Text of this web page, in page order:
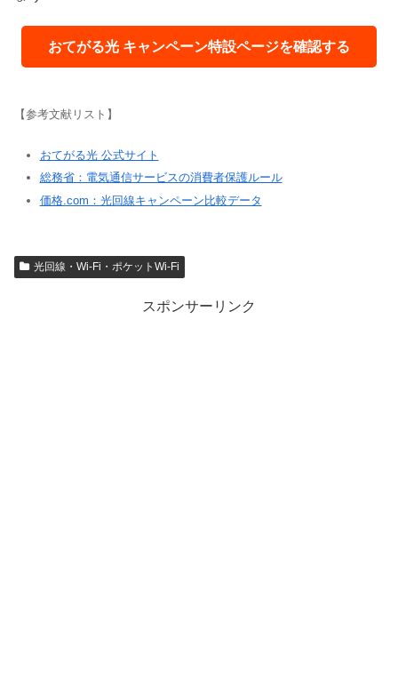
おてがる光 キャンペーン特設ページを確認する
【参考文献リスト】
おてがる光 公式サイト
総務省：電気通信サービスの消費者保護ルール
価格.com：光回線キャンペーン比較データ
光回線・Wi-Fi・ポケットWi-Fi
スポンサーリンク